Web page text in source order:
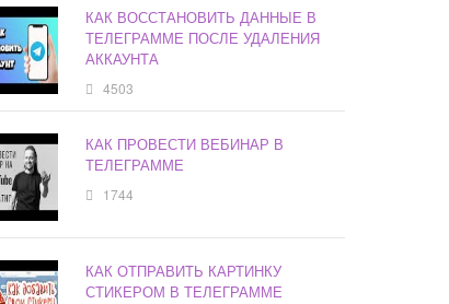
КАК ВОССТАНОВИТЬ ДАННЫЕ В
ТЕЛЕГРАММЕ ПОСЛЕ УДАЛЕНИЯ
АККАУНТА
4503
КАК ПРОВЕСТИ ВЕБИНАР В
ТЕЛЕГРАММЕ
1744
КАК ОТПРАВИТЬ КАРТИНКУ
СТИКЕРОМ В ТЕЛЕГРАММЕ